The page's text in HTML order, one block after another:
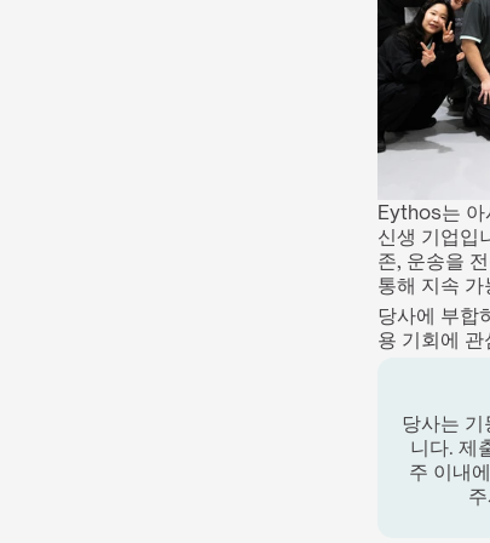
Eythos는 아
신생 기업입
존, 운송을
통해 지속
당사에 부합
용 기회에
당사는
니다. 제
주 이내